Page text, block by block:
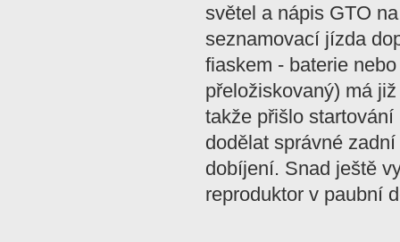
světel a nápis GTO
seznamovací jízda
fiaskem - baterie
přeložiskovaný) má
takže přišlo
dodělat správné
dobíjení. Snad ještě
reproduktor v paubní